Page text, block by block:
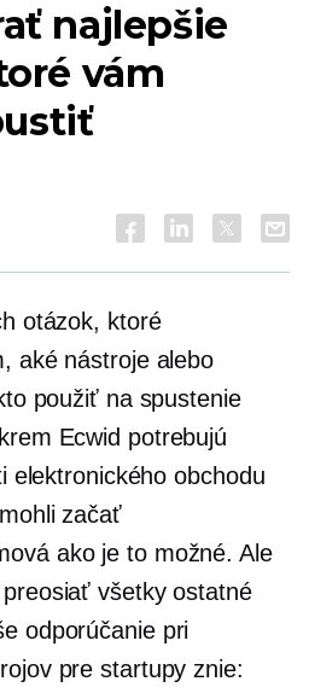
najlepšie
vám
otázok, ktoré
aké nástroje alebo
použiť na spustenie
Ecwid potrebujú
elektronického obchodu
začať
ako je to možné. Ale
všetky ostatné
odporúčanie pri
pre startupy znie: